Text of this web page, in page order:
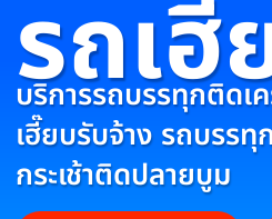
รถเฮี๊
บริการรถบรรทุกติดเ
เฮี๊ยบรับจ้าง รถบรรทุ
กระเช้าติดปลายบูม